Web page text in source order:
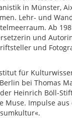
in Münster,
Lehr- und
Ab
und
und
für
bei Thomas
Heinrich Böll-
Muse. Impulse